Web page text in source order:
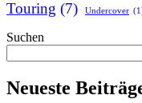
Touring (7) Undercover
Suchen
Neueste